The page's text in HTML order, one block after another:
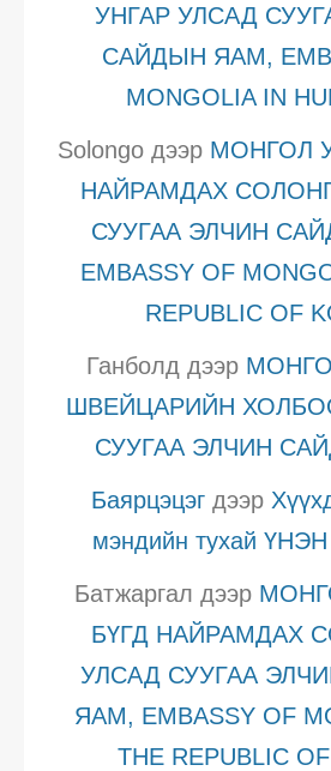
УНГАР УЛСАД
САЙДЫН ЯАМ,
MONGOLIA IN
Solongo дээр МОНГОЛ
НАЙРАМДАХ
СУУГАА ЭЛЧИН
EMBASSY OF
REPUBLIC OF
Ганболд дээр
ШВЕЙЦАРИЙН
СУУГАА ЭЛЧИН
Баярцэцэгдээр
мэндийн тухай
Батжаргал дээр
БҮГД НАЙРАМДАХ
УЛСАД СУУГАА
ЯАМ, EMBASSY OF
THE REPUBLIC